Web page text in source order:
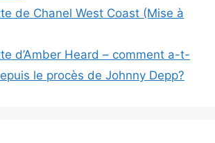
de Chanel West Coast (Mise à
d’Amber Heard – comment a-t-
le procès de Johnny Depp?